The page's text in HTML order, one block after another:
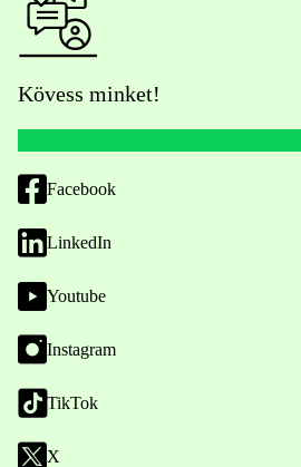
Kövess minket!
Facebook
LinkedIn
Youtube
Instagram
TikTok
X